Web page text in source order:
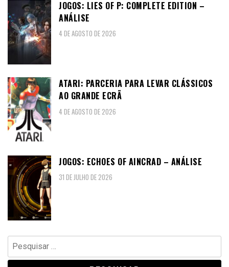
JOGOS: LIES OF P: COMPLETE EDITION –
ANÁLISE
4 DE AGOSTO DE 2026
ATARI: PARCERIA PARA LEVAR CLÁSSICOS
AO GRANDE ECRÃ
4 DE AGOSTO DE 2026
JOGOS: ECHOES OF AINCRAD – ANÁLISE
31 DE JULHO DE 2026
Pesquisar
por: